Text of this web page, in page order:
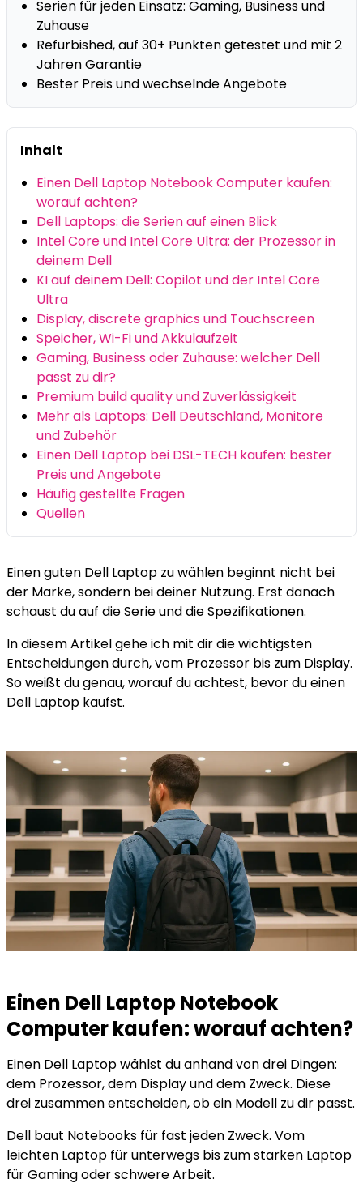
Serien für jeden Einsatz: Gaming, Business und
Zuhause
Refurbished, auf 30+ Punkten getestet und mit 2
Jahren Garantie
Bester Preis und wechselnde Angebote
Inhalt
Einen Dell Laptop Notebook Computer kaufen:
worauf achten?
Dell Laptops: die Serien auf einen Blick
Intel Core und Intel Core Ultra: der Prozessor in
deinem Dell
KI auf deinem Dell: Copilot und der Intel Core
Ultra
Display, discrete graphics und Touchscreen
Speicher, Wi-Fi und Akkulaufzeit
Gaming, Business oder Zuhause: welcher Dell
passt zu dir?
Premium build quality und Zuverlässigkeit
Mehr als Laptops: Dell Deutschland, Monitore
und Zubehör
Einen Dell Laptop bei DSL-TECH kaufen: bester
Preis und Angebote
Häufig gestellte Fragen
Quellen
Einen guten Dell Laptop zu wählen beginnt nicht bei
der Marke, sondern bei deiner Nutzung. Erst danach
schaust du auf die Serie und die Spezifikationen.
In diesem Artikel gehe ich mit dir die wichtigsten
Entscheidungen durch, vom Prozessor bis zum Display.
So weißt du genau, worauf du achtest, bevor du einen
Dell Laptop kaufst.
Einen Dell Laptop Notebook
Computer kaufen: worauf achten?
Einen Dell Laptop wählst du anhand von drei Dingen:
dem Prozessor, dem Display und dem Zweck. Diese
drei zusammen entscheiden, ob ein Modell zu dir passt.
Dell baut Notebooks für fast jeden Zweck. Vom
leichten Laptop für unterwegs bis zum starken Laptop
für Gaming oder schwere Arbeit.